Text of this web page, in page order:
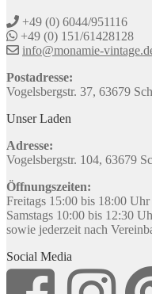
+49 (0) 6044/951116
+49 (0) 151/61428128
info@monamie-
Postadresse:
Vogelsbergstr. 37, 63679
Unser Laden
Adresse:
Vogelsbergstr. 104, 63679
Öffnungszeiten:
Freitags 15:00 bis 18:00 Uhr
Samstags 10:00 bis 12:30
sowie jederzeit nach
Social Media